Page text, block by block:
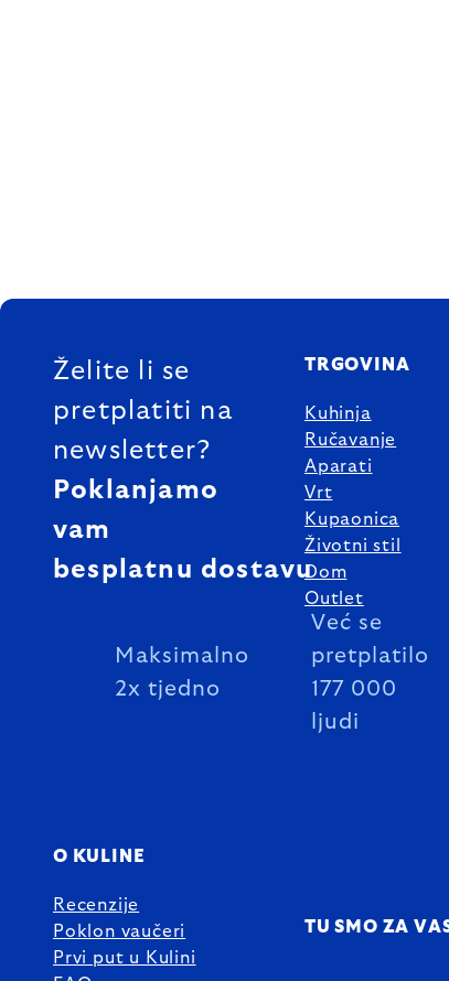
FOOTER
Želite li se
pretplatiti na
newsletter?
Poklanjamo
vam
besplatnu dostavu
Maksimalno
2x tjedno
Već se
pretplatilo
177 000
ljudi
TRGOVINA
Kuhinja
Ručavanje
Aparati
Vrt
Kupaonica
Životni stil
Dom
Outlet
O KULINE
Recenzije
Poklon vaučeri
Prvi put u Kulini
TU SMO ZA